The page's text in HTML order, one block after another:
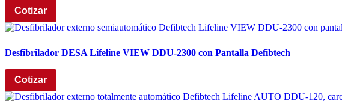
Cotizar
Desfibrilador DESA Lifeline VIEW DDU-2300 con Pantalla Defibtech
Cotizar